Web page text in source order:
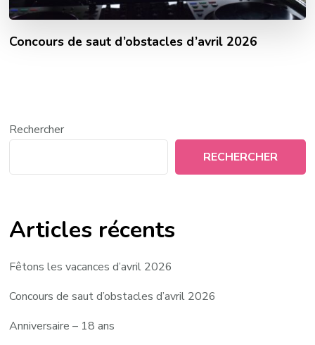
Concours de saut d’obstacles d’avril 2026
Rechercher
RECHERCHER
Articles récents
Fêtons les vacances d’avril 2026
Concours de saut d’obstacles d’avril 2026
Anniversaire – 18 ans